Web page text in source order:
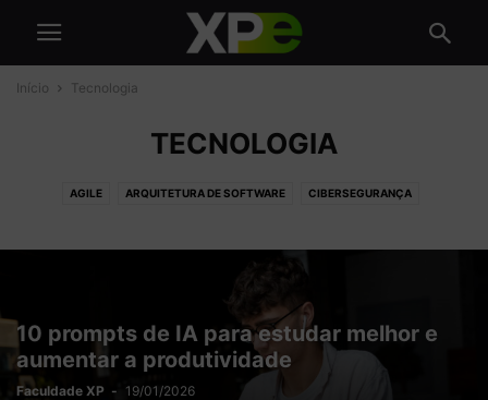
Início Tecnologia
TECNOLOGIA
AGILE ARQUITETURA DE SOFTWARE CIBERSEGURANÇA
GESTÃO DE TI INTELIGÊNCIA ARTIFICIAL TRANSFORMAÇÃO DIGITAL
10 prompts de IA para estudar melhor e
aumentar a produtividade
Faculdade XP - 19/01/2026